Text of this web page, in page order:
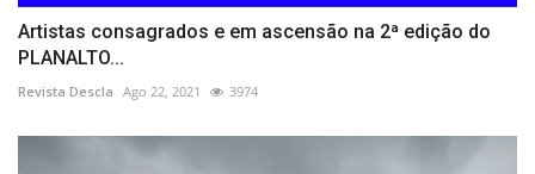
Artistas consagrados e em ascensão na 2ª edição do
PLANALTO...
Revista Descla Ago 22, 2021 3974